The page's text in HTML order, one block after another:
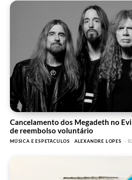
Cancelamento dos Megadeth no
de reembolso voluntário
MÚSICA E ESPETÁCULOS ALEXANDRE LOPES -